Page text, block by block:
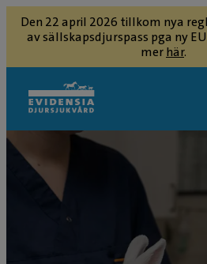
Den 22 april 2026 tillkom nya
av sällskapsdjurspass pga ny
merhär.